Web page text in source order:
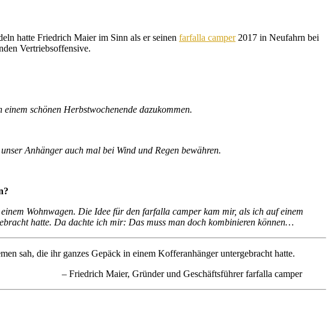
hatte Friedrich Maier im Sinn als er seinen farfalla camper2017 in Neufahrn bei
Vertriebsoffensive.
schönen Herbstwochenende dazukommen.
Anhänger auch mal bei Wind und Regen bewähren.
Wohnwagen. Die Idee für den farfalla camper kam mir, als ich auf einem
hatte. Da dachte ich mir: Das muss man doch kombinieren können…
sah, die ihr ganzes Gepäck in einem Kofferanhänger untergebracht hatte.
– Friedrich Maier, Gründer und Geschäftsführer farfalla camper